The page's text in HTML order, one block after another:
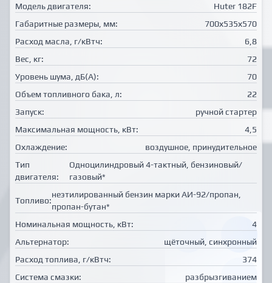
Модель двигателя:
Huter 182F
Габаритные размеры, мм:
700х535х570
Расход масла, г/кВтч:
6,8
Вес, кг:
72
Уровень шума, дБ(А):
70
Объем топливного бака, л:
22
Запуск:
ручной стартер
Максимальная мощность, кВт:
4,5
Охлаждение:
воздушное, принудительное
Тип
двигателя:
Одноцилиндровый 4-тактный, бензиновый/
газовый*
Топливо:
неэтилированный бензин марки АИ-92/пропан,
пропан-бутан*
Номинальная мощность, кВт:
4
Альтернатор:
щёточный, синхронный
Расход топлива, г/кВтч:
374
Система смазки:
разбрызгиванием